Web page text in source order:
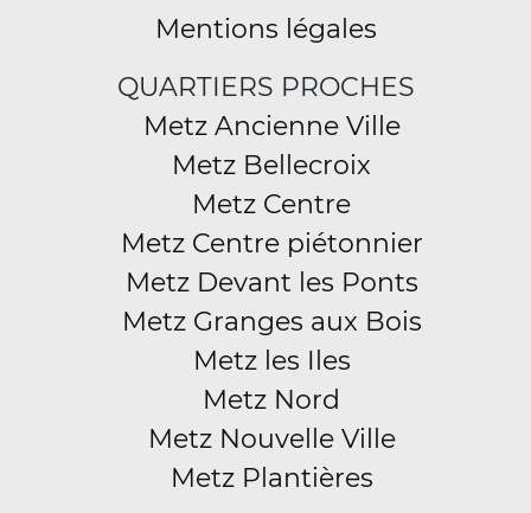
Mentions légales
QUARTIERS PROCHES
Metz Ancienne Ville
Metz Bellecroix
Metz Centre
Metz Centre piétonnier
Metz Devant les Ponts
Metz Granges aux Bois
Metz les Iles
Metz Nord
Metz Nouvelle Ville
Metz Plantières